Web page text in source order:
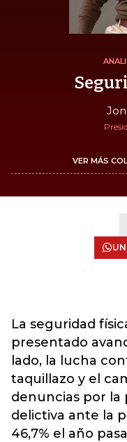
VER MÁS
La seguridad
presentado
lado, la lucha
taquillazo y el
denuncias por la
delictiva ante la
46,7% el año